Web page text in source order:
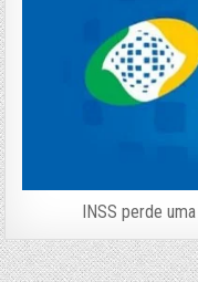
INSS perde